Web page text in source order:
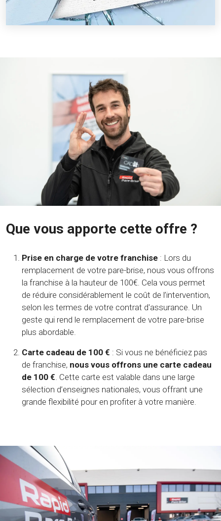
Que vous apporte cette offre ?
Prise en charge de votre franchise : Lors du
remplacement de votre pare-brise, nous vous offrons
la franchise à la hauteur de 100€. Cela vous permet
de réduire considérablement le coût de l’intervention,
selon les termes de votre contrat d'assurance. Un
geste qui rend le remplacement de votre pare-brise
plus abordable.
Carte cadeau de 100 € : Si vous ne bénéficiez pas
de franchise, nous vous offrons une carte cadeau
de 100 €. Cette carte est valable dans une large
sélection d’enseignes nationales, vous offrant une
grande flexibilité pour en profiter à votre manière.